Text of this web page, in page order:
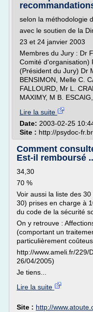
selon la méthodologie
avec le soutien de la
23 et 24 janvier 2003
Membres du Jury : Dr
Comité d'organisation)
(Président du Jury) Dr
BENSIMON, Melle C.
FALLOURD, Mr L.
MAXIMY, M B.
Lire la suite
Date: 2003-02-25
Site : http://psydoc-
Comment
Est-il remboursé
34,30
70 %
Voir aussi la liste des
30) prises en charge à
du code de la sécurité
On y retrouve :
(comportant un
particulièrement
http://www.ameli.fr/229/
26/04/2005)
Je tiens...
Lire la suite
Site : http://